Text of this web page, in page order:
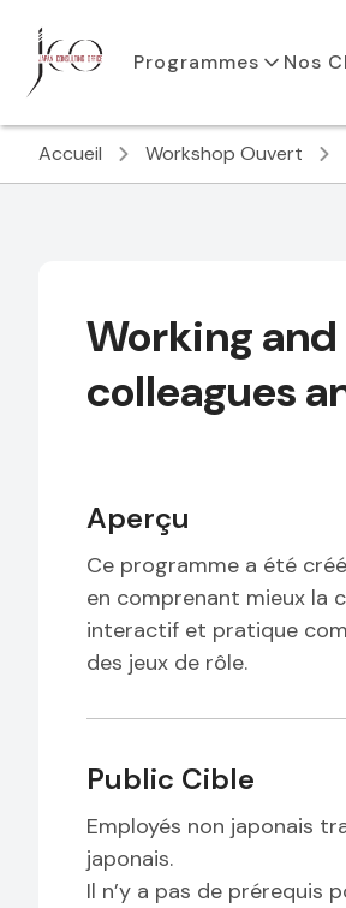
Programmes Nos
Accueil Workshop Ouvert
Working
colleagues
Aperçu
Ce programme a été
en comprenant mieux la
interactif et pratique
des jeux de rôle.
Public Cible
Employés non japonais
japonais.
Il n’y a pas de prérequis